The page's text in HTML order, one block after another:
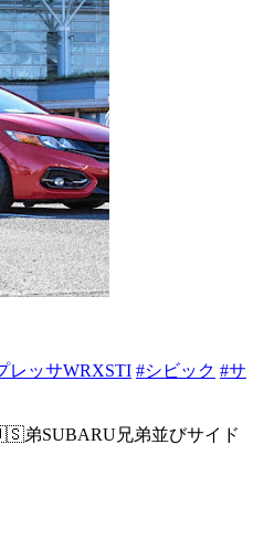
レッサWRXSTI #シビック #サ
弟SUBARU兄弟並びサイド